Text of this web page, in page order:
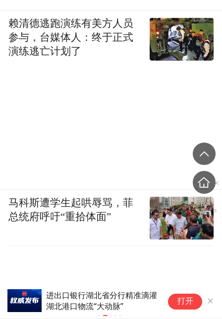
欢度火把节(9)# 打开
赖清德逃跑演练有美方人员
参与，台媒体人：终于正式
演练逃亡计划了
马科斯遭学生起哄辱骂，菲
总统府呼吁“重拾体面”